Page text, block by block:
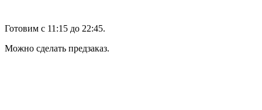
Готовим с 11:15 до 22:45.
Можно сделать предзаказ.